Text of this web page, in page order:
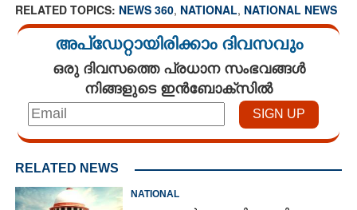
RELATED TOPICS: NEWS 360, NATIONAL, NATIONAL NEWS
അപ്ഡേറ്റായിരിക്കാം ദിവസവും
ഒരു ദിവസത്തെ പ്രധാന സംഭവങ്ങൾ
നിങ്ങളുടെ ഇൻബോക്സിൽ
RELATED NEWS
NATIONAL